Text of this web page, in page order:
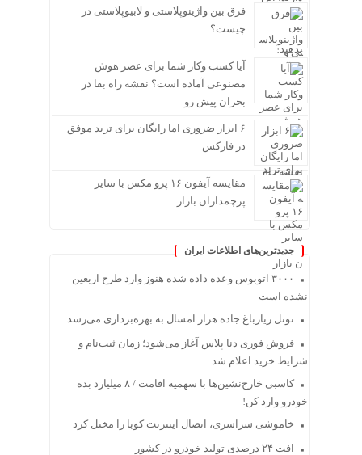
فرق بین واژینوپلاستی و لابیوپلاستی در
چیست؟
آیا کسب وکار شما برای عصر هوش
مصنوعی آماده است؟ نقشه راه بقا در
بحران پیش رو
۶ ابزار ضروری اما رایگان برای ترید موفق
در فارکس
مقایسه آیفون ۱۶ پرو مکس با سایر
پرچمداران بازار
جدیدترین‌های اطلاعات ایران
۳۰۰۰ اتوبوس وعده داده شده هنوز وارد طرح اربعین
نشده است
تونل زیارباغ جاده هراز امسال به بهره‌برداری می‌رسد
فروش فوری دنا پلاس آغاز می‌شود؛ زمان ثبت‌نام و
شرایط خرید اعلام شد
کاسبی خارج‌نشین‌ها با سهمیه اقامت / ۸ میلیارد بده
خودرو وارد کن!
خاموشی سراسری، اتصال اینترنت کوبا را مختل کرد
افت ۲۴ درصدی تولید خودرو در کشور